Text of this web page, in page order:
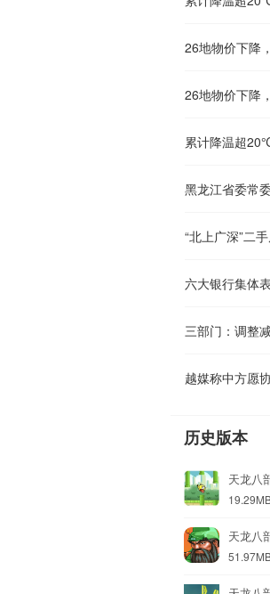
26地物价下降
26地物价下降
累计降温超
黑龙江省委常
“北上广深”二
六大银行集体
三部门：调整
越媒称中方愿
历史版本
天龙八
天龙八